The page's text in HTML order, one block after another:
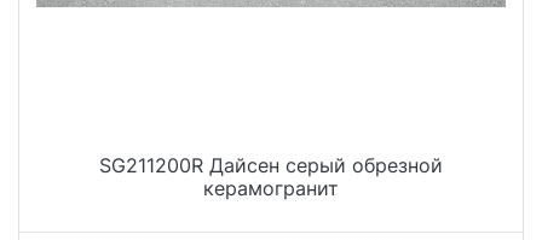
SG211200R Дайсен серый обрезной
керамогранит